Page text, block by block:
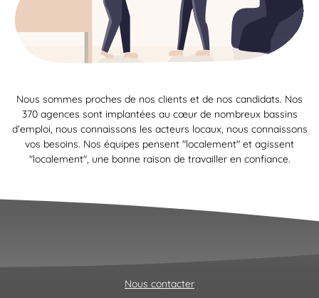
Nous sommes proches de nos clients et de nos candidats. Nos
370 agences sont implantées au cœur de nombreux bassins
d’emploi, nous connaissons les acteurs locaux, nous connaissons
vos besoins. Nos équipes pensent "localement" et agissent
"localement", une bonne raison de travailler en confiance.
Nous contacter